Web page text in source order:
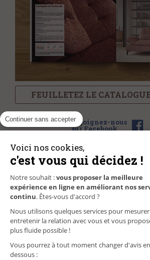
Continuer sans accepter
Voici nos cookies,
c'est vous qui décidez !
Notre souhait :vous proposer la meilleure
expérience en ligne en améliorant nos
continu. Êtes-vous d'accord ?
Nous utilisons quelques services pour
entretenir la relation avec vous et vous
plus fluide possible !
Vous pourrez à tout moment changer d'avis
dessous :
FEUILLETEZ LE
Rejoignez-nous
sur Facebook
NOS MAGASINS
FAQ/CONTACT
GÉREZ VOS INFORMATIONS